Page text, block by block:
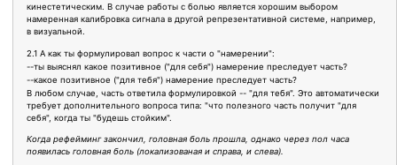
кинестетическим. В случае работы с болью является хорошим выбором
намеренная калибровка сигнала в другой репрезентативной системе, например,
в визуальной.
2.1 А как ты формулировал вопрос к части о "намерении":
--ты выяснял какое позитивное ("для себя") намерение преследует часть?
--какое позитивное ("для тебя") намерение преследует часть?
В любом случае, часть ответила формулировкой -- "для тебя". Это автоматически
требует дополнительного вопроса типа: "что полезного часть получит "для
себя", когда ты "будешь стойким".
Когда рефейминг закончил, головная боль прошла, однако через пол часа
появилась головная боль (локализованая и справа, и слева).